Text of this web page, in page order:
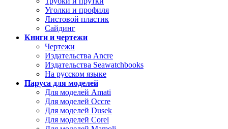
Уголки и профиля
Листовой пластик
Сайдинг
Книги и чертежи
Чертежи
Издательства Ancre
Издательства Seawatchbooks
На русском языке
Паруса для моделей
Для моделей Amati
Для моделей Occre
Для моделей Dusek
Для моделей Corel